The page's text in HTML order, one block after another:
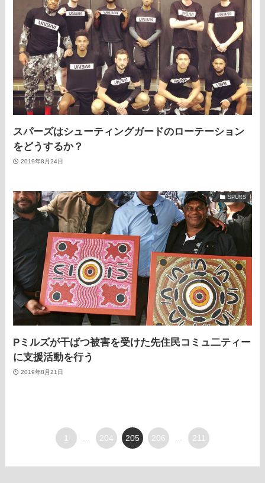
スパーズはシューティングガードのローテーション
をどうするか？
2019年8月24日
SPURS
Pミルズが干ばつ被害を受けた先住民コミュ二ティー
に支援活動を行う
2019年8月21日
1 204 205 206 211